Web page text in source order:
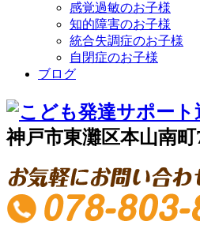
感覚過敏のお子様
知的障害のお子様
統合失調症のお子様
自閉症のお子様
ブログ
神戸市東灘区本山南